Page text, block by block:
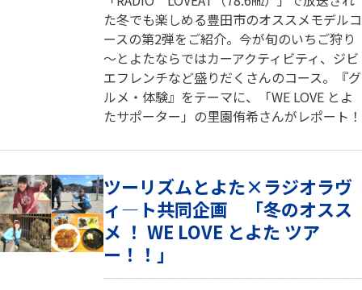
た冬でも楽しめる豊田市のオススメモデルコ
ースの第2弾をご紹介。今が旬のいちご狩り
～とよたならではカーアクティビティ、ジビ
エフレンチなど盛りだくさんのコース。『グ
ルメ・体験』をテーマに、「WE LOVE とよ
たサポーター」の里園侑希さんがレポート！
ツーリズムとよた×ラジオラヴ
ィ―ト共同企画 「冬のオスス
メ ！ WE LOVE とよた ツア
ー！！」